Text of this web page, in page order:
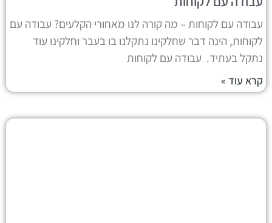
עבודה עם לקוחות – מה קורה לנו מאחורי הקלעים? עבודה עם
לקוחות, הינה דבר שחלקינו נתקלנו בו בעבר וחלקינו עוד
נתקל בעתיד. עבודה עם לקוחות
קרא עוד »